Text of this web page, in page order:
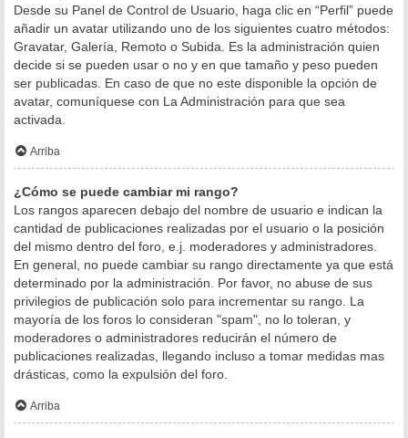
Desde su Panel de Control de Usuario, haga clic en “Perfil” puede
añadir un avatar utilizando uno de los siguientes cuatro métodos:
Gravatar, Galería, Remoto o Subida. Es la administración quien
decide si se pueden usar o no y en que tamaño y peso pueden
ser publicadas. En caso de que no este disponible la opción de
avatar, comuníquese con La Administración para que sea
activada.
Arriba
¿Cómo se puede cambiar mi rango?
Los rangos aparecen debajo del nombre de usuario e indican la
cantidad de publicaciones realizadas por el usuario o la posición
del mismo dentro del foro, e.j. moderadores y administradores.
En general, no puede cambiar su rango directamente ya que está
determinado por la administración. Por favor, no abuse de sus
privilegios de publicación solo para incrementar su rango. La
mayoría de los foros lo consideran "spam", no lo toleran, y
moderadores o administradores reducirán el número de
publicaciones realizadas, llegando incluso a tomar medidas mas
drásticas, como la expulsión del foro.
Arriba